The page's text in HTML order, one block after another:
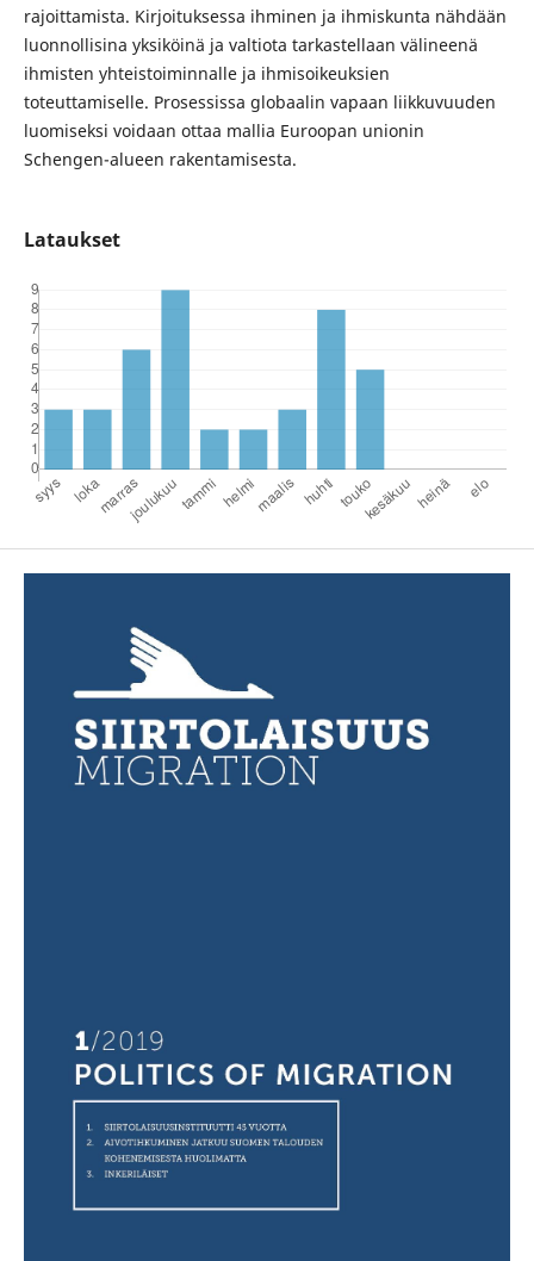
rajoittamista. Kirjoituksessa ihminen ja ihmiskunta nähdään
luonnollisina yksiköinä ja valtiota tarkastellaan välineenä
ihmisten yhteistoiminnalle ja ihmisoikeuksien
toteuttamiselle. Prosessissa globaalin vapaan liikkuvuuden
luomiseksi voidaan ottaa mallia Euroopan unionin
Schengen-alueen rakentamisesta.
Lataukset